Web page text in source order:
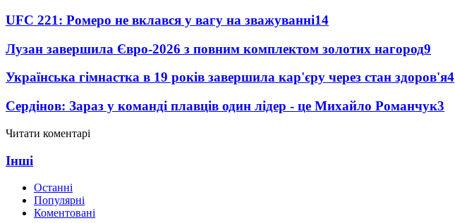
UFC 221: Ромеро не вклався у вагу на зважуванні14
Лузан завершила Євро-2026 з повним комплектом золотих нагород9
Українська гімнастка в 19 років завершила кар'єру через стан здоров'я4
Сердінов: Зараз у команді плавців один лідер - це Михайло Романчук3
Читати коментарі
Інші
Останні
Популярні
Коментовані